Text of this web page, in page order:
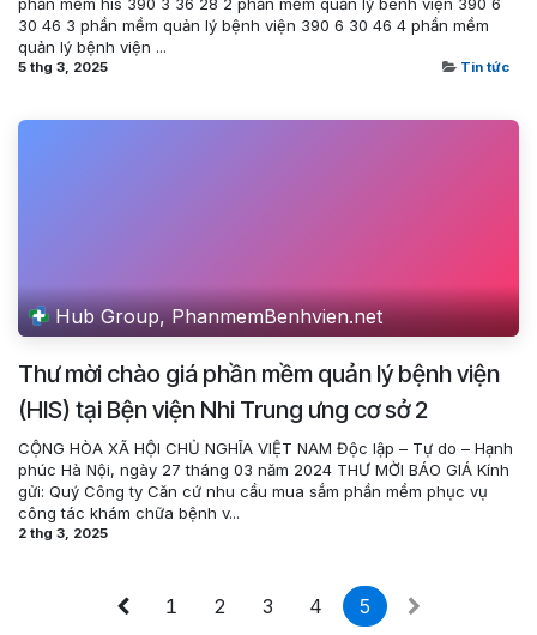
30 46 3 phần mềm quản lý bệnh viện 390 6 30 46 4 phần mềm
quản lý bệnh viện ...
5 thg 3, 2025 Tin tức
Hub Group, PhanmemBenhvien.net
Thư mời chào giá phần mềm quản lý bệnh viện
(HIS) tại Bện viện Nhi Trung ưng cơ sở 2
CỘNG HÒA XÃ HỘI CHỦ NGHĨA VIỆT NAM Độc lập – Tự do – Hạnh
phúc Hà Nội, ngày 27 tháng 03 năm 2024 THƯ MỜI BÁO GIÁ Kính
gửi: Quý Công ty Căn cứ nhu cầu mua sắm phần mềm phục vụ
công tác khám chữa bệnh v...
2 thg 3, 2025
1 2 3 4 5